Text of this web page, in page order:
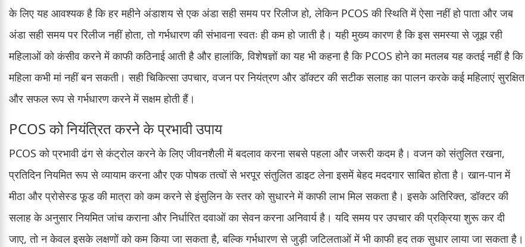
के लिए यह आवश्यक है कि हर महीने अंडाशय से एक अंडा सही समय पर रिलीज हो, लेकिन PCOS की स्थिति में ऐसा नहीं हो पाता और जब
अंडा सही समय पर रिलीज नहीं होता, तो गर्भधारण की संभावना स्वतः ही कम हो जाती है। यही मुख्य कारण है कि इस समस्या से जूझ रही
महिलाओं को कंसीव करने में काफी कठिनाई आती है और हालांकि, विशेषज्ञों का यह भी कहना है कि PCOS होने का मतलब यह कतई नहीं है कि
महिला कभी मां नहीं बन सकती। सही चिकित्सा उपचार, वजन पर नियंत्रण और डॉक्टर की सटीक सलाह का पालन करके कई महिलाएं सुरक्षित
और सफल रूप से गर्भधारण करने में सक्षम होती हैं।
PCOS को नियंत्रित करने के प्रभावी उपाय
PCOS को प्रभावी ढंग से कंट्रोल करने के लिए जीवनशैली में बदलाव करना सबसे पहला और जरूरी कदम है। वजन को संतुलित रखना,
प्रतिदिन नियमित रूप से व्यायाम करना और एक पोषक तत्वों से भरपूर संतुलित डाइट लेना इसमें बेहद मददगार साबित होता है। खान-पान में
मीठा और प्रोसेस्ड फूड की मात्रा को कम करने से इंसुलिन के स्तर को सुधारने में काफी लाभ मिल सकता है। इसके अतिरिक्त, डॉक्टर की
सलाह के अनुसार नियमित जांच कराना और निर्धारित दवाओं का सेवन करना अनिवार्य है। यदि समय पर उपचार की प्रक्रिया शुरू कर दी
जाए, तो न केवल इसके लक्षणों को कम किया जा सकता है, बल्कि गर्भधारण से जुड़ी जटिलताओं में भी काफी हद तक सुधार लाया जा सकता है।